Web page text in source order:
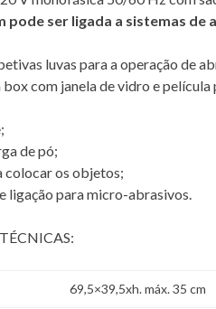
pode ser ligada a sistemas de
luvas para a operação de
box com janela de vidro e
de pó;
colocar os objetos;
ligação para micro-abrasivos.
69,5×39,5xh. máx. 35 cm